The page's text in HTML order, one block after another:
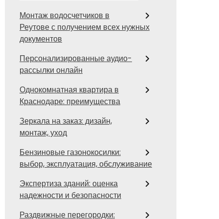
Монтаж водосчетчиков в
Реутове с получением всех нужных
документов
Персонализированные аудио-
рассылки онлайн
Однокомнатная квартира в
Краснодаре: преимущества
Зеркала на заказ: дизайн,
монтаж, уход
Бензиновые газонокосилки:
выбор, эксплуатация, обслуживание
Экспертиза зданий: оценка
надежности и безопасности
Раздвижные перегородки: